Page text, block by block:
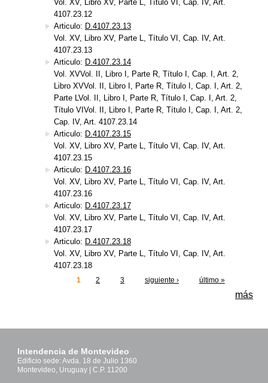
Vol. XV, Libro XV, Parte L, Título VI, Cap. IV, Art.
4107.23.12
Articulo: D.4107.23.13
Vol. XV, Libro XV, Parte L, Título VI, Cap. IV, Art.
4107.23.13
Articulo: D.4107.23.14
Vol. XVVol. II, Libro I, Parte R, Título I, Cap. I, Art. 2,
Libro XVVol. II, Libro I, Parte R, Título I, Cap. I, Art. 2,
Parte LVol. II, Libro I, Parte R, Título I, Cap. I, Art. 2,
Título VIVol. II, Libro I, Parte R, Título I, Cap. I, Art. 2,
Cap. IV, Art. 4107.23.14
Articulo: D.4107.23.15
Vol. XV, Libro XV, Parte L, Título VI, Cap. IV, Art.
4107.23.15
Articulo: D.4107.23.16
Vol. XV, Libro XV, Parte L, Título VI, Cap. IV, Art.
4107.23.16
Articulo: D.4107.23.17
Vol. XV, Libro XV, Parte L, Título VI, Cap. IV, Art.
4107.23.17
Articulo: D.4107.23.18
Vol. XV, Libro XV, Parte L, Título VI, Cap. IV, Art.
4107.23.18
1 2 3 siguiente › último »
más
Intendencia de Montevideo
Edificio sede: Avda. 18 de Julio 1360
Montevideo, Uruguay | C.P. 11200